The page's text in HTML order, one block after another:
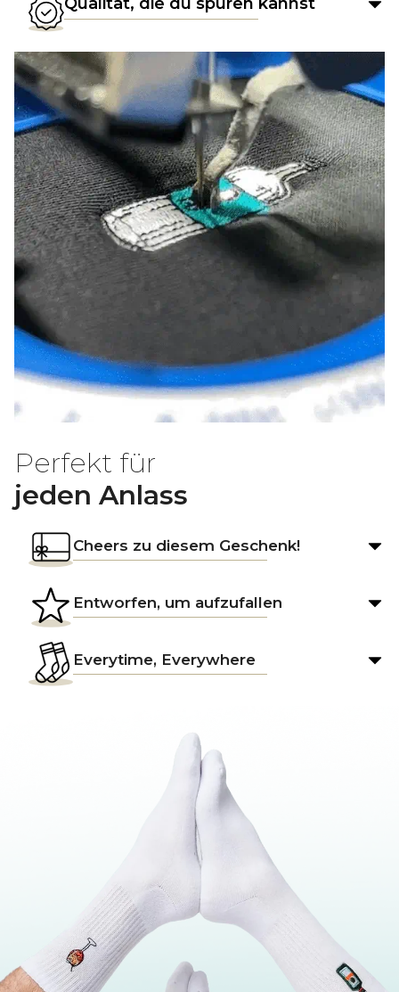
Perfekt für
jeden Anlass
Cheers zu diesem Geschenk!
Entworfen, um aufzufallen
Everytime, Everywhere